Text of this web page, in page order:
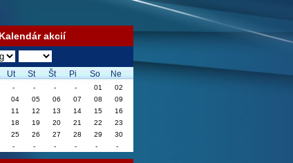
Kalendár akcií
Ut St Št Pi So Ne